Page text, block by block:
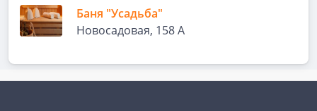
Баня "Усадьба"
Новосадовая, 158 А